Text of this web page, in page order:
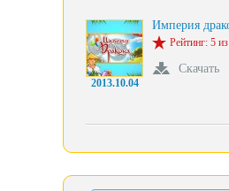
2013.10.04
Империя
Рейтинг: 5
Скачать